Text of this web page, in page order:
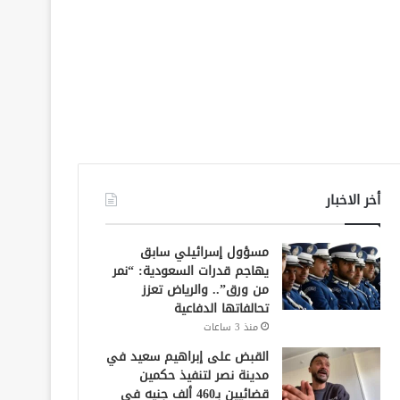
أخر الاخبار
مسؤول إسرائيلي سابق
يهاجم قدرات السعودية: “نمر
من ورق”.. والرياض تعزز
تحالفاتها الدفاعية
منذ 3 ساعات
القبض على إبراهيم سعيد في
مدينة نصر لتنفيذ حكمين
قضائيين بـ460 ألف جنيه في